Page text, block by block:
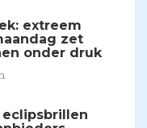
extreem
zet
onder druk
eclipsbrillen